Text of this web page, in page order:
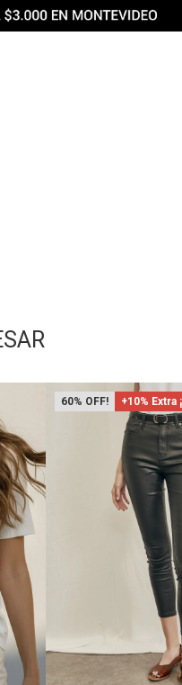
60 +10% Extra